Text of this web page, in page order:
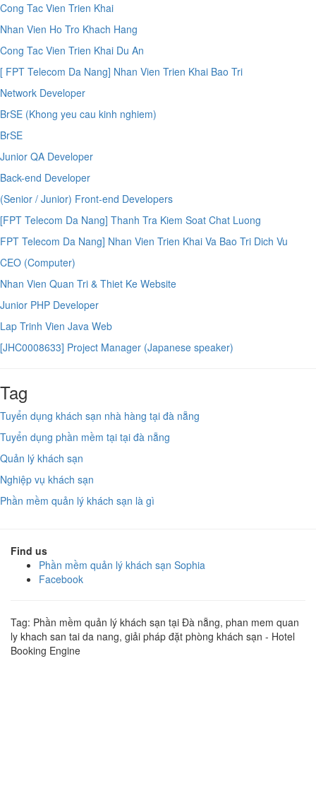
Cong Tac Vien Trien Khai
Nhan Vien Ho Tro Khach Hang
Cong Tac Vien Trien Khai Du An
[ FPT Telecom Da Nang] Nhan Vien Trien Khai Bao Tri
Network Developer
BrSE (Khong yeu cau kinh nghiem)
BrSE
Junior QA Developer
Back-end Developer
(Senior / Junior) Front-end Developers
[FPT Telecom Da Nang] Thanh Tra Kiem Soat Chat Luong
FPT Telecom Da Nang] Nhan Vien Trien Khai Va Bao Tri Dich Vu
CEO (Computer)
Nhan Vien Quan Tri & Thiet Ke Website
Junior PHP Developer
Lap Trinh Vien Java Web
[JHC0008633] Project Manager (Japanese speaker)
Tag
Tuyển dụng khách sạn nhà hàng tại đà nẵng
Tuyển dụng phần mềm tại tại đà nẵng
Quản lý khách sạn
Nghiệp vụ khách sạn
Phần mềm quản lý khách sạn là gì
Find us
Phần mềm quản lý khách sạn Sophia
Facebook
Tag: Phần mềm quản lý khách sạn tại Đà nẵng, phan mem quan
ly khach san tai da nang, giải pháp đặt phòng khách sạn - Hotel
Booking Engine